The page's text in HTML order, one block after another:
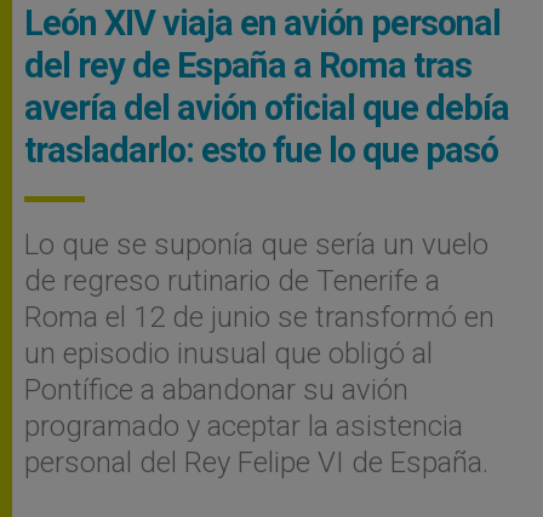
León XIV viaja en avión personal
del rey de España a Roma tras
avería del avión oficial que debía
trasladarlo: esto fue lo que pasó
Lo que se suponía que sería un vuelo
de regreso rutinario de Tenerife a
Roma el 12 de junio se transformó en
un episodio inusual que obligó al
Pontífice a abandonar su avión
programado y aceptar la asistencia
personal del Rey Felipe VI de España.